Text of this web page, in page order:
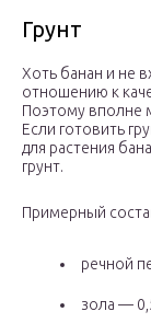
Грунт
Хоть банан и не
отношению к
Поэтому вполне
Если готовить
для растения
грунт.
Примерный
речной
зола —